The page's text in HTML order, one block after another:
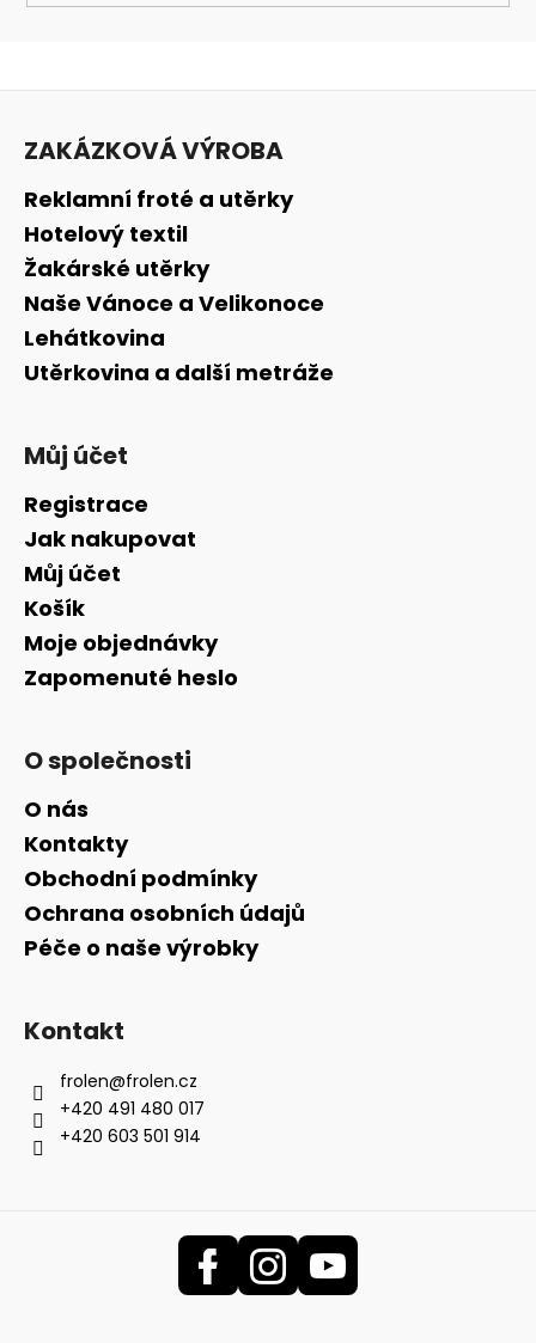
ZAKÁZKOVÁ VÝROBA
Reklamní froté a utěrky
Hotelový textil
Žakárské utěrky
Naše Vánoce a Velikonoce
Lehátkovina
Utěrkovina a další metráže
Můj účet
Registrace
Jak nakupovat
Můj účet
Košík
Moje objednávky
Zapomenuté heslo
O společnosti
O nás
Kontakty
Obchodní podmínky
Ochrana osobních údajů
Péče o naše výrobky
Kontakt
frolen@frolen.cz
+420 491 480 017
+420 603 501 914